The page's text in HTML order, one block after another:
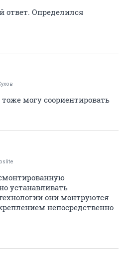
ответ. Определился
могу соориентировать
устанавливать
они монтруются
непосредственно